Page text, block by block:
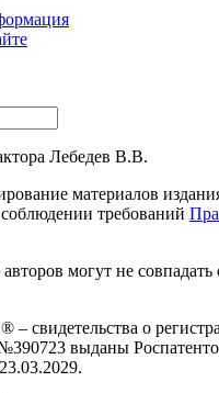
Лебедев В.В.
материалов
требований
могут не совпадать
® – свидетельства о
выданы